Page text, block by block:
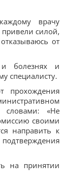
врачу
силой,
от
и болезнях и
специалисту.
прохождения
словами: «Не
своими
направить к
на принятии